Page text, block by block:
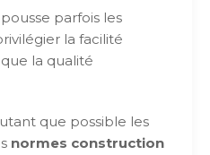
parfois les
la facilité
la qualité
que possible les
normes construction